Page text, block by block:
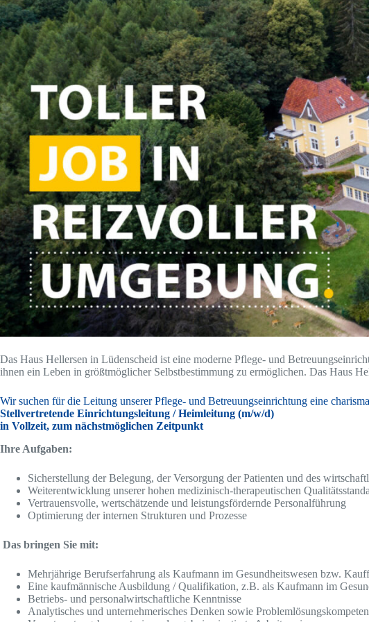
Das Haus Hellersen in Lüdenscheid ist eine moderne Pflege- und
ihnen ein Leben in größtmöglicher Selbstbestimmung zu ermöglichen. Das Haus
Wir suchen für die Leitung unserer Pflege- und Betreuungseinrichtung eine
Stellvertretende Einrichtungsleitung / Heimleitung (m/w/d)
in Vollzeit, zum nächstmöglichen Zeitpunkt
Ihre Aufgaben:
Sicherstellung der Belegung, der Versorgung der Patienten und des
Weiterentwicklung unserer hohen medizinisch-therapeutischen
Vertrauensvolle, wertschätzende und leistungsfördernde Personalführung
Optimierung der internen Strukturen und Prozesse
Das bringen Sie mit:
Mehrjährige Berufserfahrung als Kaufmann im Gesundheitswesen bzw.
Eine kaufmännische Ausbildung / Qualifikation, z.B. als Kaufmann im
Betriebs- und personalwirtschaftliche Kenntnisse
Analytisches und unternehmerisches Denken sowie